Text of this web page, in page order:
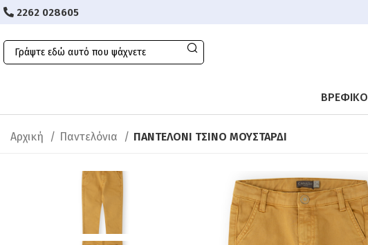
2262 028605
ΒΡΕΦΙΚΟ
Αρχική Παντελόνια ΠΑΝΤΕΛΟΝI ΤΣΙΝΟ ΜΟΥΣΤΑΡΔΙ